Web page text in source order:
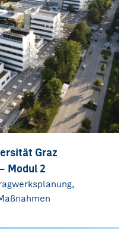
Graz
Modul 2